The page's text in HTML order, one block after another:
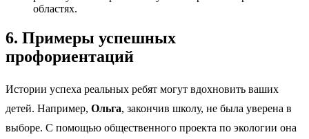
областях.
6. Примеры успешных
профориентаций
Истории успеха реальных ребят могут вдохновить ваших
детей. Например, Ольга, закончив школу, не была уверена в
выборе. С помощью общественного проекта по экологии она